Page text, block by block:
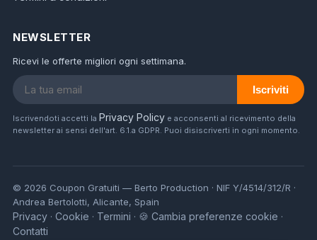
NEWSLETTER
Ricevi le offerte migliori ogni settimana.
Iscriviti
Iscrivendoti accetti la Privacy Policy e acconsenti al ricevimento della
newsletter ai sensi dell'art. 6.1.a GDPR. Puoi disiscriverti in ogni momento.
© 2026 Coupon Gratuiti — Berto Production · NIF Y/4514/312/R ·
Andrea Bertolotti, Alicante, Spain
Privacy · Cookie · Termini · 🍪 Cambia preferenze cookie ·
Contatti